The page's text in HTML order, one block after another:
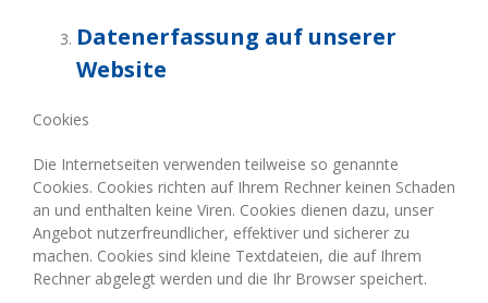
Datenerfassung auf unserer
Website
Cookies
Die Internetseiten verwenden teilweise so genannte
Cookies. Cookies richten auf Ihrem Rechner keinen Schaden
an und enthalten keine Viren. Cookies dienen dazu, unser
Angebot nutzerfreundlicher, effektiver und sicherer zu
machen. Cookies sind kleine Textdateien, die auf Ihrem
Rechner abgelegt werden und die Ihr Browser speichert.